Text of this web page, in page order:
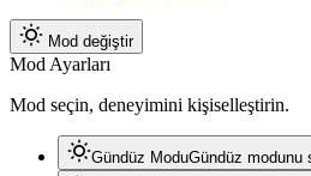
Mod değiştir
Mod Ayarları
Mod seçin, deneyimini kişiselleştirin.
Gündüz ModuGündüz modunu